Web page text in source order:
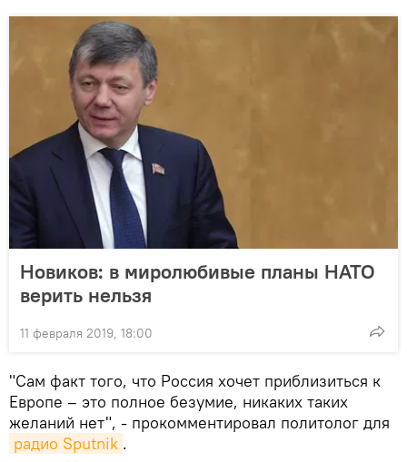
Новиков: в миролюбивые планы НАТО
верить нельзя
11 февраля 2019, 18:00
"Сам факт того, что Россия хочет приблизиться к
Европе – это полное безумие, никаких таких
желаний нет", - прокомментировал политолог для
радио Sputnik .